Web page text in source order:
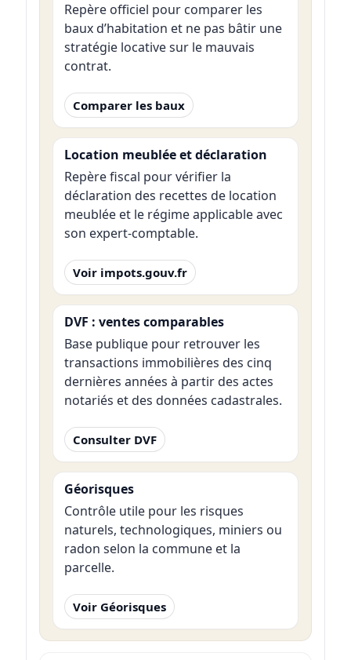
Repère officiel pour comparer les
baux d’habitation et ne pas bâtir une
stratégie locative sur le mauvais
contrat.
Comparer les baux
Location meublée et déclaration
Repère fiscal pour vérifier la
déclaration des recettes de location
meublée et le régime applicable avec
son expert-comptable.
Voir impots.gouv.fr
DVF : ventes comparables
Base publique pour retrouver les
transactions immobilières des cinq
dernières années à partir des actes
notariés et des données cadastrales.
Consulter DVF
Géorisques
Contrôle utile pour les risques
naturels, technologiques, miniers ou
radon selon la commune et la
parcelle.
Voir Géorisques